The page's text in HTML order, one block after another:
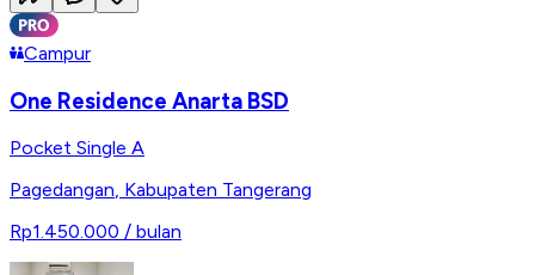
Campur
One Residence Anarta BSD
Pocket Single A
Pagedangan, Kabupaten Tangerang
Rp1.450.000 / bulan